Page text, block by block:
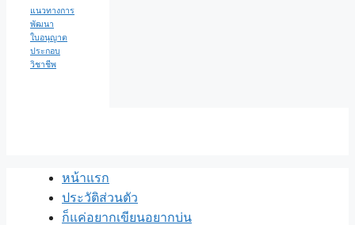
แนวทางการ
พัฒนา
ใบอนุญาต
ประกอบ
วิชาชีพ
หน้าแรก
ประวัติส่วนตัว
ก็แค่อยากเขียนอยากบ่น